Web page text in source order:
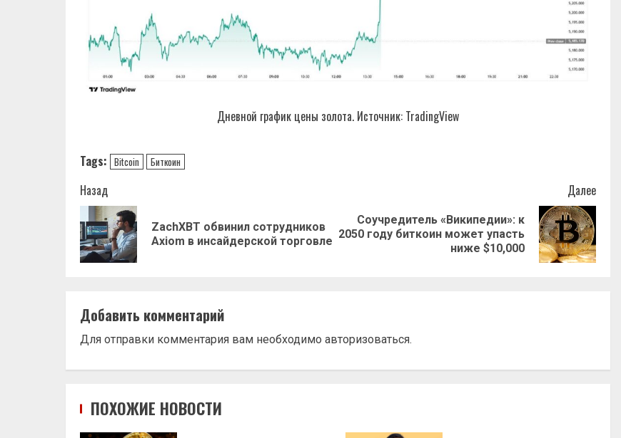
Дневной график цены золота. Источник: TradingView
Tags: Bitcoin Биткоин
Навигация
записи
Назад
Предыдущая
ZachXBT обвинил сотрудников
Axiom в инсайдерской торговле
Далее
Следующая
Соучредитель «Википедии»: к
2050 году биткоин может упасть
ниже $10,000
Добавить комментарий
Для отправки комментария вам необходимо авторизоваться.
ПОХОЖИЕ НОВОСТИ